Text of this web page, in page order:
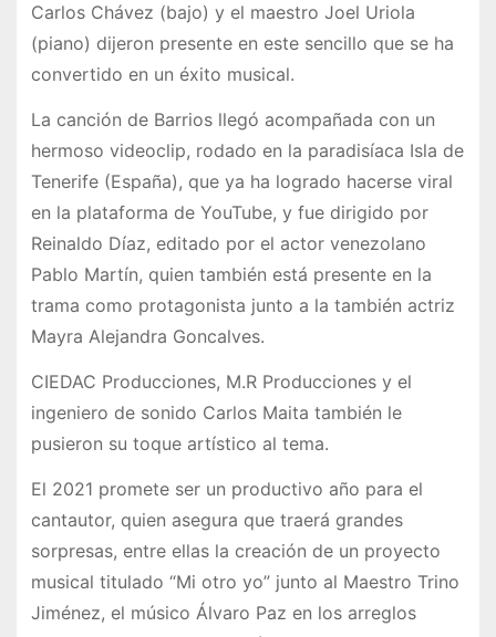
Carlos Chávez (bajo) y el maestro Joel Uriola
(piano) dijeron presente en este sencillo que se ha
convertido en un éxito musical.
La canción de Barrios llegó acompañada con un
hermoso videoclip, rodado en la paradisíaca Isla de
Tenerife (España), que ya ha logrado hacerse viral
en la plataforma de YouTube, y fue dirigido por
Reinaldo Díaz, editado por el actor venezolano
Pablo Martín, quien también está presente en la
trama como protagonista junto a la también actriz
Mayra Alejandra Goncalves.
CIEDAC Producciones, M.R Producciones y el
ingeniero de sonido Carlos Maita también le
pusieron su toque artístico al tema.
El 2021 promete ser un productivo año para el
cantautor, quien asegura que traerá grandes
sorpresas, entre ellas la creación de un proyecto
musical titulado “Mi otro yo” junto al Maestro Trino
Jiménez, el músico Álvaro Paz en los arreglos